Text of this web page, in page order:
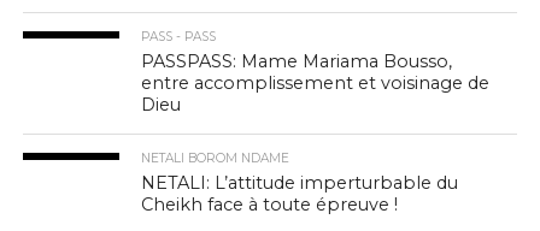
PASS - PASS
PASSPASS: Mame Mariama Bousso,
entre accomplissement et voisinage de
Dieu
NETALI BOROM NDAME
NETALI: L’attitude imperturbable du
Cheikh face à toute épreuve !